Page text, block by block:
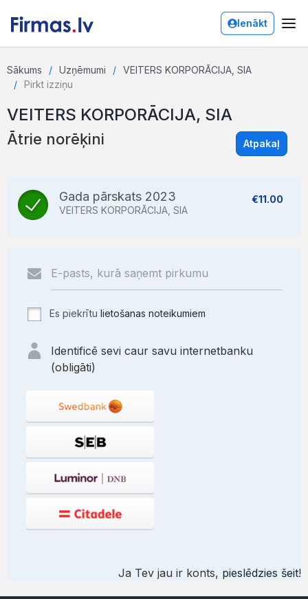
Ienākt
Sākums Uzņēmumi
VEITERS KORPORĀCIJA, SIA
Pirkt izziņu
VEITERS KORPORĀCIJA, SIA
Ātrie norēķini Atpakaļ
Gada pārskats 2023
VEITERS KORPORĀCIJA, SIA
€11.00
Es piekrītu lietošanas noteikumiem
Identificē sevi caur savu internetbanku
(obligāti)
Ja Tev jau ir konts, pieslēdzies šeit!